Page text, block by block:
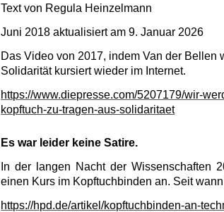
Text von Regula Heinzelmann
Juni 2018 aktualisiert am 9. Januar 2026
Das Video von 2017, indem Van der Bellen
Solidarität kursiert wieder im Internet.
https://www.diepresse.com/5207179/wir-
kopftuch-zu-tragen-aus-solidaritaet
Es war leider keine Satire.
In der langen Nacht der Wissenschaften
einen Kurs im Kopftuchbinden an. Seit
https://hpd.de/artikel/kopftuchbinden-an-